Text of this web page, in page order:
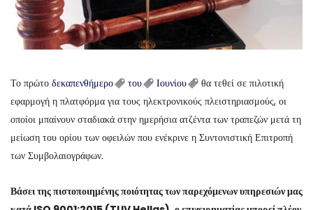
Το πρώτο δεκαπενθήμερο του Ιουνίου
θα τεθεί σε πιλοτική
εφαρμογή η πλατφόρμα για τους ηλεκτρονικούς πλειστηριασμούς, οι
οποίοι μπαίνουν σταδιακά στην ημερήσια ατζέντα των τραπεζών μετά τη
μείωση του ορίου των οφειλών που ενέκρινε η Συντονιστική Επιτροπή
των Συμβολαιογράφων.
Βάσει της πιστοποιημένης ποιότητας των παρεχόμενων υπηρεσιών μας